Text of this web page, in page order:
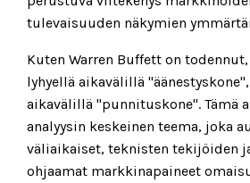
tulevaisuuden näkymien
Kuten Warren Buffett on
lyhyellä aikavälillä
aikavälillä "punnituskone". Tämä
analyysin keskeinen teema, joka
väliaikaiset, teknisten tekijöiden
ohjaamat markkinapaineet